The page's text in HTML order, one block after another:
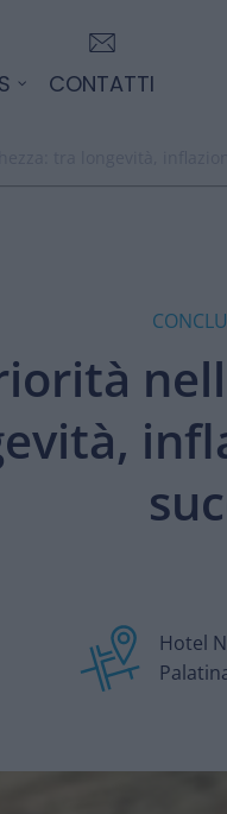
CONTATTI
Hotel